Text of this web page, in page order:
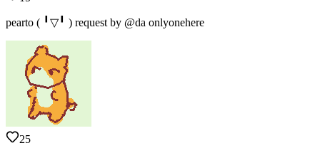
pearto ( ╹▽╹ ) request by @da onlyonehere
25